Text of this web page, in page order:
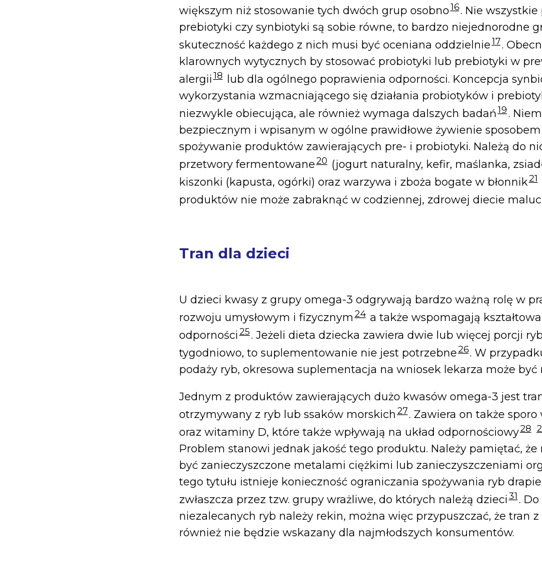
większym niż stosowanie tych dwóch grup osobno16. Nie
prebiotyki czy synbiotyki są sobie równe, to bardzo niejednorodne
skuteczność każdego z nich musi być oceniana oddzielnie17.
klarownych wytycznych by stosować probiotyki lub prebiotyki w
alergii 18
lub dla ogólnego poprawienia odporności. Koncepcja
wykorzystania wzmacniającego się działania probiotyków i
niezwykle obiecująca, ale również wymaga dalszych badań19.
bezpiecznym i wpisanym w ogólne prawidłowe żywienie
spożywanie produktów zawierających pre- i probiotyki. Należą do
przetwory fermentowane20 (jogurt naturalny, kefir, maślanka,
kiszonki (kapusta, ogórki) oraz warzywa i zboża bogate w błonnik21
produktów nie może zabraknąć w codziennej, zdrowej diecie
Tran dla dzieci
U dzieci kwasy z grupy omega-3 odgrywają bardzo ważną rolę w
rozwoju umysłowym i fizycznym 24 a także wspomagają
odporności 25. Jeżeli dieta dziecka zawiera dwie lub więcej porcji
tygodniowo, to suplementowanie nie jest potrzebne26. W
podaży ryb, okresowa suplementacja na wniosek lekarza może być
Jednym z produktów zawierających dużo kwasów omega-3 jest
otrzymywany z ryb lub ssaków morskich 27. Zawiera on także
oraz witaminy D, które także wpływają na układ odpornościowy28
Problem stanowi jednak jakość tego produktu. Należy pamiętać, że
być zanieczyszczone metalami ciężkimi lub zanieczyszczeniami
tego tytułu istnieje konieczność ograniczania spożywania ryb
zwłaszcza przez tzw. grupy wrażliwe, do których należą dzieci 31 . Do
niezalecanych ryb należy rekin, można więc przypuszczać, że tran z
również nie będzie wskazany dla najmłodszych konsumentów.